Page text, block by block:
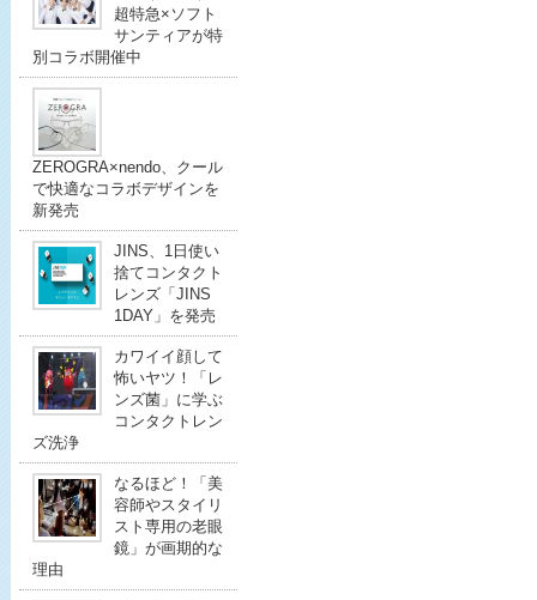
超特急×ソフト
サンティアが特
別コラボ開催中
ZEROGRA×nendo、クール
で快適なコラボデザインを
新発売
JINS、1日使い
捨てコンタクト
レンズ「JINS
1DAY」を発売
カワイイ顔して
怖いヤツ！「レ
ンズ菌」に学ぶ
コンタクトレン
ズ洗浄
なるほど！「美
容師やスタイリ
スト専用の老眼
鏡」が画期的な
理由